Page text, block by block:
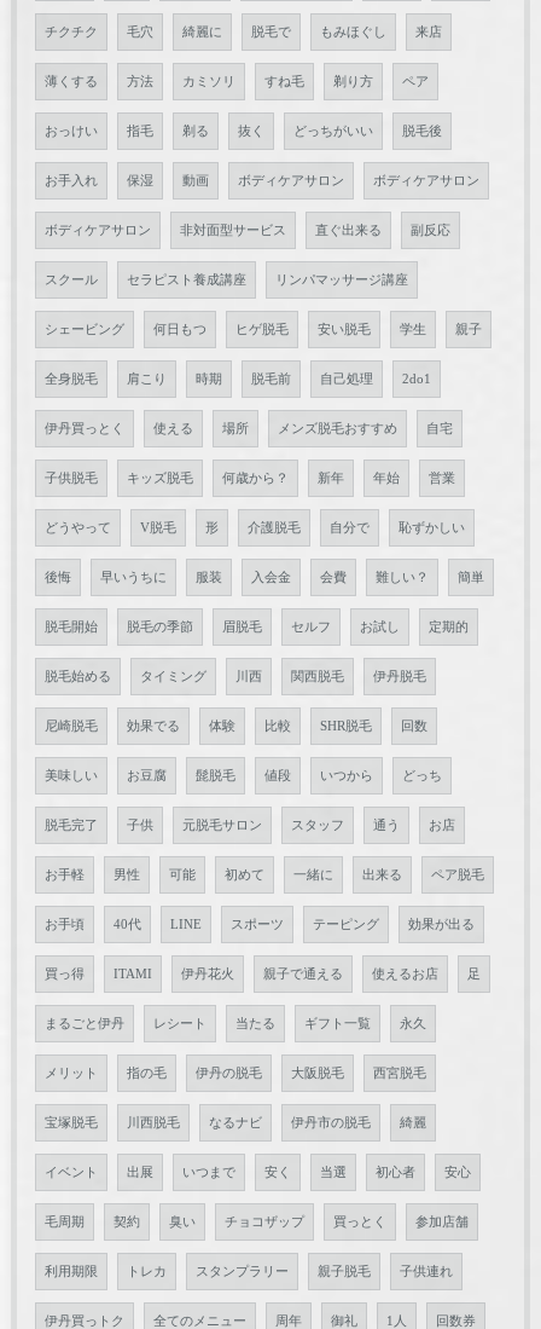
チクチク 毛穴 綺麗に 脱毛で もみほぐし 来店
薄くする 方法 カミソリ すね毛 剃り方 ペア
おっけい 指毛 剃る 抜く どっちがいい 脱毛後
お手入れ 保湿 動画 ボディケアサロン ボディケアサロン
ボディケアサロン 非対面型サービス 直ぐ出来る 副反応
スクール セラピスト養成講座 リンパマッサージ講座
シェービング 何日もつ ヒゲ脱毛 安い脱毛 学生 親子
全身脱毛 肩こり 時期 脱毛前 自己処理 2do1
伊丹買っとく 使える 場所 メンズ脱毛おすすめ 自宅
子供脱毛 キッズ脱毛 何歳から？ 新年 年始 営業
どうやって V脱毛 形 介護脱毛 自分で 恥ずかしい
後悔 早いうちに 服装 入会金 会費 難しい？ 簡単
脱毛開始 脱毛の季節 眉脱毛 セルフ お試し 定期的
脱毛始める タイミング 川西 関西脱毛 伊丹脱毛
尼崎脱毛 効果でる 体験 比較 SHR脱毛 回数
美味しい お豆腐 髭脱毛 値段 いつから どっち
脱毛完了 子供 元脱毛サロン スタッフ 通う お店
お手軽 男性 可能 初めて 一緒に 出来る ペア脱毛
お手頃 40代 LINE スポーツ テーピング 効果が出る
買っ得 ITAMI 伊丹花火 親子で通える 使えるお店 足
まるごと伊丹 レシート 当たる ギフト一覧 永久
メリット 指の毛 伊丹の脱毛 大阪脱毛 西宮脱毛
宝塚脱毛 川西脱毛 なるナビ 伊丹市の脱毛 綺麗
イベント 出展 いつまで 安く 当選 初心者 安心
毛周期 契約 臭い チョコザップ 買っとく 参加店舗
利用期限 トレカ スタンプラリー 親子脱毛 子供連れ
伊丹買っトク 全てのメニュー 周年 御礼 1人 回数券